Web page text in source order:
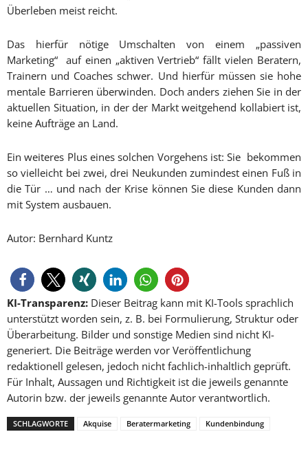
Überleben meist reicht.
Das hierfür nötige Umschalten von einem „passiven
Marketing“ auf einen „aktiven Vertrieb“ fällt vielen Beratern,
Trainern und Coaches schwer. Und hierfür müssen sie hohe
mentale Barrieren überwinden. Doch anders ziehen Sie in der
aktuellen Situation, in der der Markt weitgehend kollabiert ist,
keine Aufträge an Land.
Ein weiteres Plus eines solchen Vorgehens ist: Sie bekommen
so vielleicht bei zwei, drei Neukunden zumindest einen Fuß in
die Tür … und nach der Krise können Sie diese Kunden dann
mit System ausbauen.
Autor: Bernhard Kuntz
KI-Transparenz: Dieser Beitrag kann mit KI-Tools sprachlich
unterstützt worden sein, z. B. bei Formulierung, Struktur oder
Überarbeitung. Bilder und sonstige Medien sind nicht KI-
generiert. Die Beiträge werden vor Veröffentlichung
redaktionell gelesen, jedoch nicht fachlich-inhaltlich geprüft.
Für Inhalt, Aussagen und Richtigkeit ist die jeweils genannte
Autorin bzw. der jeweils genannte Autor verantwortlich.
SCHLAGWORTE Akquise Beratermarketing Kundenbindung